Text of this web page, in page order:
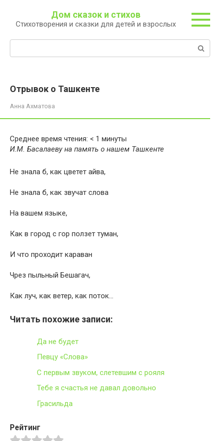
контенту
Дом сказок и стихов
Стихотворения и сказки для детей и взрослых
Отрывок о Ташкенте
Анна Ахматова
Среднее время чтения: < 1 минуты
И.М. Басалаеву на память о нашем Ташкенте
Не знала б, как цветет айва,
Не знала б, как звучат слова
На вашем языке,
Как в город с гор ползет туман,
И что проходит караван
Чрез пыльный Бешагач,
Как луч, как ветер, как поток…
Читать похожие записи:
Да не будет
Певцу «Слова»
С первым звуком, слетевшим с рояля
Тебе я счастья не давал довольно
Грасильда
Рейтинг